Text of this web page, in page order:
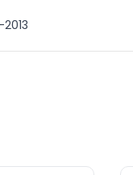
2013